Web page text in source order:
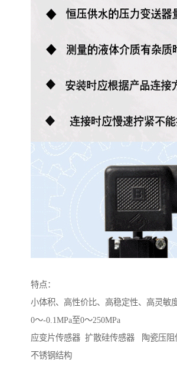
特点：
小体积、高性价比、高稳定性、高灵敏
0～-0.1MPa至0～250MPa
应变片传感器 扩散硅传感器 陶瓷压阻
不锈钢结构